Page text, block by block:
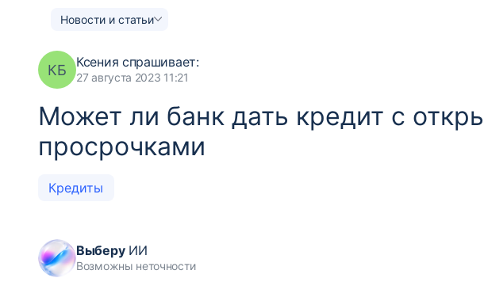
Новости и статьи
КБ Ксения спрашивает:
27 августа 2023 11:21
Может ли банк дать кредит с
просрочками
Кредиты
ВыберуИИ
Возможны неточности